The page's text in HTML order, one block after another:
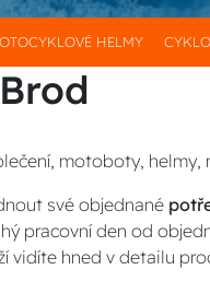
HELMY
motoboty, helmy,
své objednané
pracovní den od
vidíte hned v detailu